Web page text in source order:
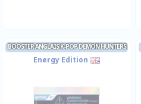
BOOSTER ANGLAIS K-POP DEMON HUNTERS
Energy Edition